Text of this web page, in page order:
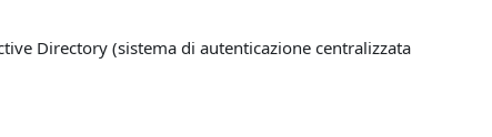
Directory (sistema di autenticazione centralizzata